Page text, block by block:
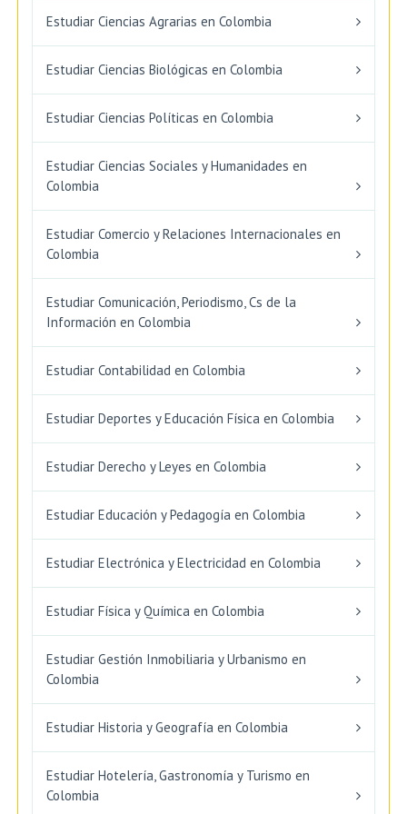
Estudiar Ciencias Agrarias en Colombia
Estudiar Ciencias Biológicas en Colombia
Estudiar Ciencias Políticas en Colombia
Estudiar Ciencias Sociales y Humanidades en
Colombia
Estudiar Comercio y Relaciones Internacionales en
Colombia
Estudiar Comunicación, Periodismo, Cs de la
Información en Colombia
Estudiar Contabilidad en Colombia
Estudiar Deportes y Educación Física en Colombia
Estudiar Derecho y Leyes en Colombia
Estudiar Educación y Pedagogía en Colombia
Estudiar Electrónica y Electricidad en Colombia
Estudiar Física y Química en Colombia
Estudiar Gestión Inmobiliaria y Urbanismo en
Colombia
Estudiar Historia y Geografía en Colombia
Estudiar Hotelería, Gastronomía y Turismo en
Colombia